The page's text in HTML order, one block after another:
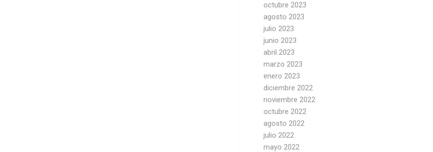
octubre 2023
agosto 2023
julio 2023
junio 2023
abril 2023
marzo 2023
enero 2023
diciembre 2022
noviembre 2022
octubre 2022
agosto 2022
julio 2022
mayo 2022